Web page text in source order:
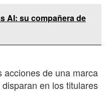
AI: su compañera de
acciones de una marca
en los titulares